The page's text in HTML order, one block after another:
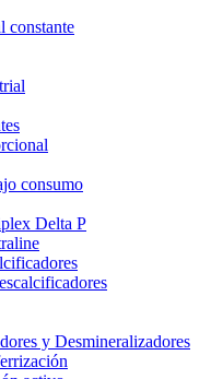
constante
consumo
Delta P
y Desmineralizadores